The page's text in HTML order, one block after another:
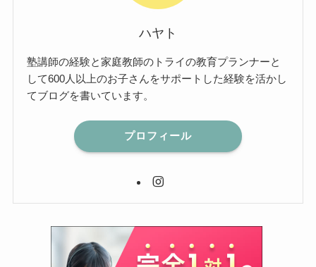
ハヤト
塾講師の経験と家庭教師のトライの教育プランナーと
して600人以上のお子さんをサポートした経験を活かし
てブログを書いています。
プロフィール